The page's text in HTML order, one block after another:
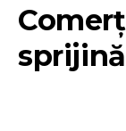
sprijină